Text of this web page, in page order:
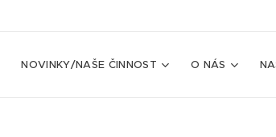
NOVINKY/NAŠE ČINNOST O NÁS